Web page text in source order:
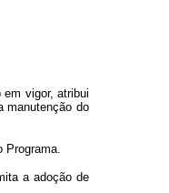
vigor, atribui
manutenção do
a adoção de